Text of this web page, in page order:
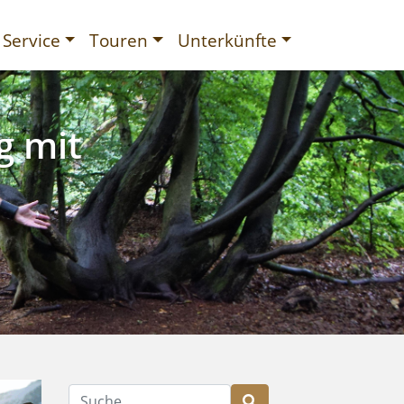
Service Touren Unterkünfte
mit
Suche